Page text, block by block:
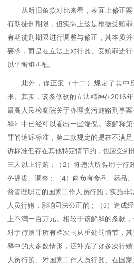
从新旧条款对比来看，表面上修正
有期徒刑期限，但实际上这是根据受贿
有期徒刑期限进行调整与修正，其本质
要求，而是在立法上对行贿、受贿罪进
以平衡和匹配。
此外，修正案（十二）规定了其中
形。其实，该条修改的立法精神在2016
最高人民检察院关于办理贪污贿赂刑事
释》中已经可以看出一些端倪。该解释
罪的追诉标准，第二款规定的是在不满
诉标准但存在其他特定情节的，也应受到
三人以上行贿；（ 2）将违法所得用于行
务提拔、调整；（4）向负有食品、药品
督管理职责的国家工作人员行贿，实施非
人员行贿，影响司法公正的；（6）造成
上不满一百万元。相较于该解释的条款
对于行贿罪所有档次的从重处罚情节，
释中的大多数情形，还补充了如多次行
人员行贿、对国家工作人员行贿、在国